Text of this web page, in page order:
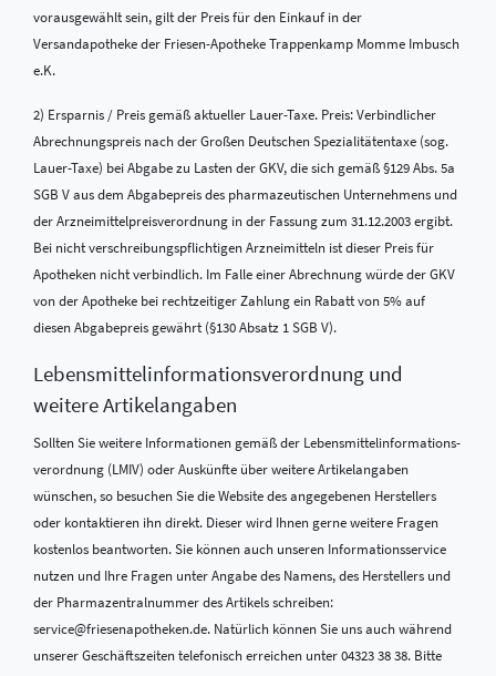
vorausgewählt sein, gilt der Preis für den Einkauf in der
Versandapotheke der Friesen-Apotheke Trappenkamp Momme Imbusch
e.K.
2) Ersparnis / Preis gemäß aktueller Lauer-Taxe. Preis: Verbindlicher
Abrechnungspreis nach der Großen Deutschen Spezialitätentaxe (sog.
Lauer-Taxe) bei Abgabe zu Lasten der GKV, die sich gemäß §129 Abs. 5a
SGB V aus dem Abgabepreis des pharmazeutischen Unternehmens und
der Arzneimittelpreisverordnung in der Fassung zum 31.12.2003 ergibt.
Bei nicht verschreibungspflichtigen Arzneimitteln ist dieser Preis für
Apotheken nicht verbindlich. Im Falle einer Abrechnung würde der GKV
von der Apotheke bei rechtzeitiger Zahlung ein Rabatt von 5% auf
diesen Abgabepreis gewährt (§130 Absatz 1 SGB V).
Lebensmittel­informations­verordnung und
weitere Artikelangaben
Sollten Sie weitere Informationen gemäß der Lebensmittel­informations­
verordnung (LMIV) oder Auskünfte über weitere Artikelangaben
wünschen, so besuchen Sie die Website des angegebenen Herstellers
oder kontaktieren ihn direkt. Dieser wird Ihnen gerne weitere Fragen
kostenlos beantworten. Sie können auch unseren Informationsservice
nutzen und Ihre Fragen unter Angabe des Namens, des Herstellers und
der Pharmazentralnummer des Artikels schreiben:
service@friesenapotheken.de. Natürlich können Sie uns auch während
unserer Geschäftszeiten telefonisch erreichen unter 04323 38 38. Bitte